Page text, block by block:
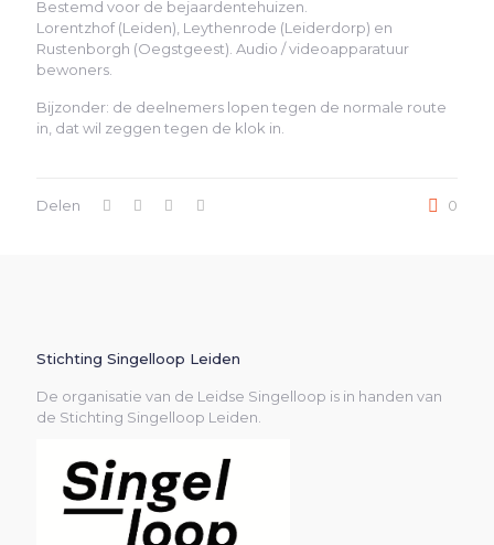
Bestemd voor de bejaardentehuizen.
Lorentzhof (Leiden), Leythenrode (Leiderdorp) en
Rustenborgh (Oegstgeest). Audio / videoapparatuur
bewoners.
Bijzonder: de deelnemers lopen tegen de normale route
in, dat wil zeggen tegen de klok in.
Delen 0
Stichting Singelloop Leiden
De organisatie van de Leidse Singelloop is in handen van
de Stichting Singelloop Leiden.